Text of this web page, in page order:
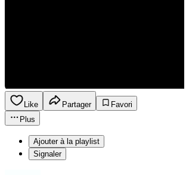
Like Partager
Favori
Plus
Ajouter à la playlist
Signaler